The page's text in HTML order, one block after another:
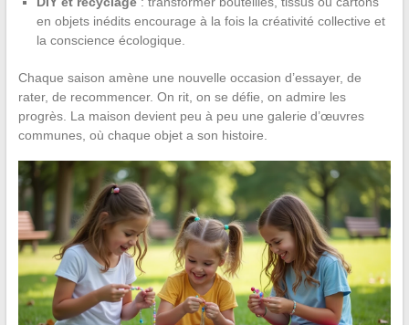
en objets inédits encourage à la fois la créativité collective et
la conscience écologique.
Chaque saison amène une nouvelle occasion d’essayer, de
rater, de recommencer. On rit, on se défie, on admire les
progrès. La maison devient peu à peu une galerie d’œuvres
communes, où chaque objet a son histoire.